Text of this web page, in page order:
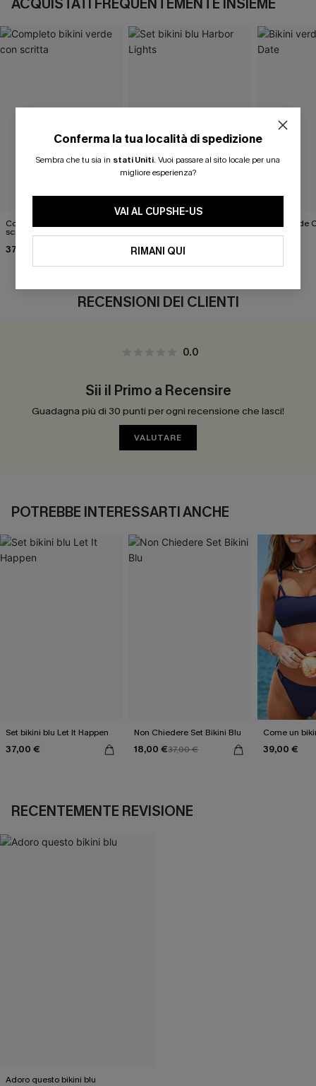
Completo bikini verde con
scritta "Matematica per
37,00 €
Bikini verde
RECENSIONI DEI CLIENTI
0.0
Sii il Primo a Recensire
Guadagna più di 30 punti per ogni recensione che lasci!
VALUTARE
POTREBBE INTERESSARTI ANCHE
Set bikini blu Let It Happen
37,00 €
Non Chiedere Set Bikini Blu
18,00 €37,00 €
Come un
39,00 €
RECENTEMENTE REVISIONE
Adoro questo bikini blu
Conferma la tua località di spedizione
Sembra che tu sia in stati Uniti. Vuoi passare al sito locale per una
migliore esperienza?
VAI AL CUPSHE-US
RIMANI QUI